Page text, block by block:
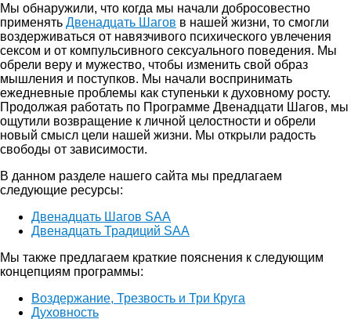
Мы обнаружили, что когда мы начали добросовестно
применять Двенадцать Шагов в нашей жизни, то смогли
воздерживаться от навязчивого психического увлечения
сексом и от компульсивного сексуального поведения. Мы
обрели веру и мужество, чтобы изменить свой образ
мышления и поступков. Мы начали воспринимать
ежедневные проблемы как ступеньки к духовному росту.
Продолжая работать по Программе Двенадцати Шагов, мы
ощутили возвращение к личной целостности и обрели
новый смысл цели нашей жизни. Мы открыли радость
свободы от зависимости.
В данном разделе нашего сайта мы предлагаем
следующие ресурсы:
Двенадцать Шагов SAA
Двенадцать Традиций SAA
Мы также предлагаем краткие пояснения к следующим
концепциям программы:
Воздержание, Трезвость и Три Круга
Духовность